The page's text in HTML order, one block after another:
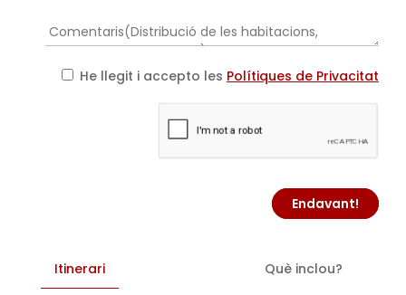
He llegit i accepto les Polítiques de Privacitat
Endavant!
Itinerari Què inclou?